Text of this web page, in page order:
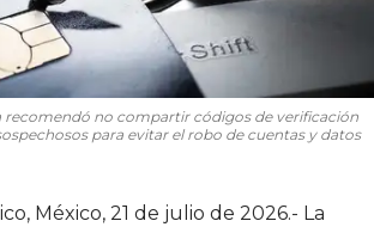
recomendó no compartir códigos de verificación
para evitar el robo de cuentas y datos
México, 21 de julio de 2026.- La